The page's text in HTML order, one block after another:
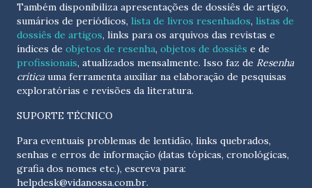
Também disponibiliza apresentações de dossiês de artigo,
sumários de periódicos, lista de livros resenhados, listas de
dossiês de artigos, links para os arquivos das revistas e
índices de objetos de resenha, objetos de dossiês e de
profissionais, atualizados mensalmente. Isso faz de Resenha
críticauma ferramenta auxiliar na elaboração de pesquisas
exploratórias e revisões da literatura.
SUPORTE TÉCNICO
Para eventuais problemas de lentidão, links quebrados,
senhas e erros de informação (datas tópicas, cronológicas,
helpdesk@vidanossa.com.br.